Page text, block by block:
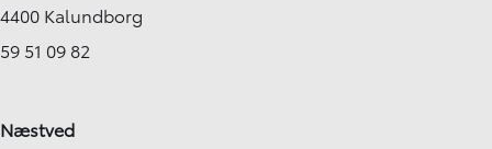
4400 Kalundborg
59 51 09 82
Næstved